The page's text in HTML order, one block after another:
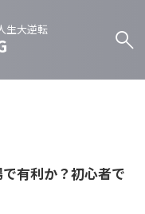
生大逆転
有利か？初心者で